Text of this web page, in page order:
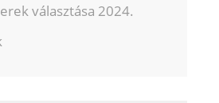
választása 2024.